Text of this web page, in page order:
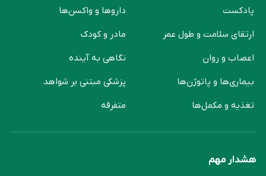
پادکست
ارتقای سلامت و طول عمر
اعصاب و روان
بیماری‌ها و پاتوژن‌ها
تغذیه و مکمل‌ها
دارو‌ها و واکسن‌ها
مادر و کودک
نگاهی به آینده
پزشکی مبتنی بر شواهد
متفرقه
هشدار مهم